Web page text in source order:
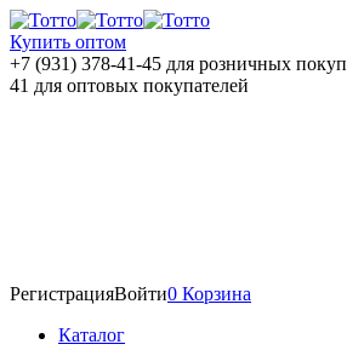
Купить оптом
+7 (931) 378-41-45 для розничных
41 для оптовых покупателей
РегистрацияВойти0 Корзина
Каталог